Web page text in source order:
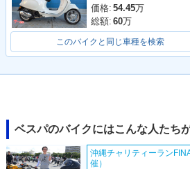
価格: 54.45万
総額: 60万
このバイクと同じ車種を検索
ベスパのバイクにはこんな人たち
沖縄チャリティーラン
催）